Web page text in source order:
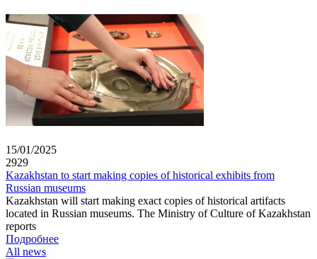
15/01/2025
2929
Kazakhstan to start making copies of historical exhibits from
Russian museums
Kazakhstan will start making exact copies of historical artifacts
located in Russian museums. The Ministry of Culture of Kazakhstan
reports
Подробнее
All news